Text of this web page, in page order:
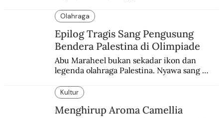
Olahraga
Epilog Tragis Sang Pengusung
Bendera Palestina di Olimpiade
Abu Maraheel bukan sekadar ikon dan
legenda olahraga Palestina. Nyawa sang
memblokade Rafah.
Kultur
Menghirup Aroma Camellia